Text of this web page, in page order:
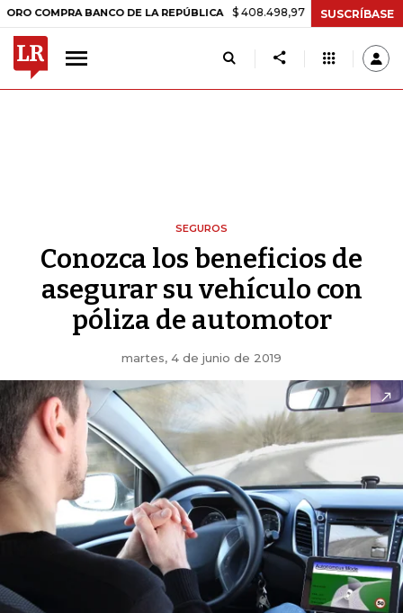
BANCO DE LA REPÚBLICA $ 408.498,97 +$ 8.753,81 +2,19%
SUSCRÍBASE
SEGUROS
Conozca los beneficios de
asegurar su vehículo con
póliza de automotor
martes, 4 de junio de 2019